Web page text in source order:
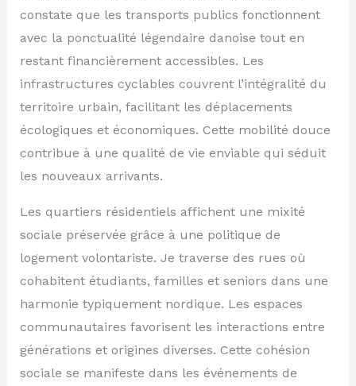
constate que les transports publics fonctionnent
avec la ponctualité légendaire danoise tout en
restant financièrement accessibles. Les
infrastructures cyclables couvrent l’intégralité du
territoire urbain, facilitant les déplacements
écologiques et économiques. Cette mobilité douce
contribue à une qualité de vie enviable qui séduit
les nouveaux arrivants.
Les quartiers résidentiels affichent une mixité
sociale préservée grâce à une politique de
logement volontariste. Je traverse des rues où
cohabitent étudiants, familles et seniors dans une
harmonie typiquement nordique. Les espaces
communautaires favorisent les interactions entre
générations et origines diverses. Cette cohésion
sociale se manifeste dans les événements de